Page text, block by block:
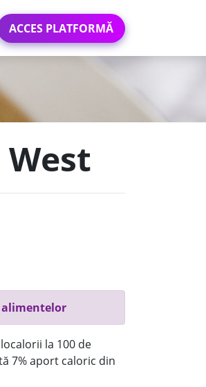
ACCES PLATFORMĂ
alimentelor
la 100 de
7% aport caloric din